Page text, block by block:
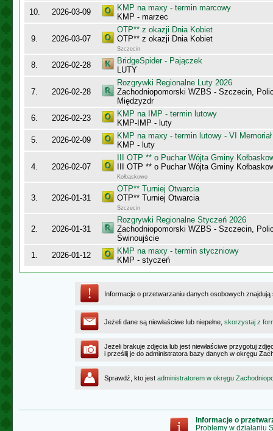
10.
2026-03-09
KMP na maxy - termin marcowy
KMP - marzec
9. 2026-03-07
OTP** z okazji Dnia Kobiet
OTP** z okazji Dnia Kobiet
Szczecin
8. 2026-02-28
BridgeSpider - Pajączek
LUTY
7. 2026-02-28
Rozgrywki Regionalne Luty 2026
Zachodniopomorski WZBS - Szczecin,
Międzyzdr
6.
2026-02-23
KMP na IMP - termin lutowy
KMP-IMP - luty
5.
2026-02-09
KMP na maxy - termin lutowy - VI
KMP - luty
4. 2026-02-07
III OTP ** o Puchar Wójta Gminy
III OTP ** o Puchar Wójta Gminy
Kołbaskowo
3. 2026-01-31
OTP** Turniej Otwarcia
OTP** Turniej Otwarcia
Szczecin
2. 2026-01-31
Rozgrywki Regionalne Styczeń 2026
Zachodniopomorski WZBS - Szczecin,
Świnoujście
1.
2026-01-12
KMP na maxy - termin styczniowy
KMP - styczeń
Informacje o przetwarzaniu danych osobowych
Jeżeli dane są niewłaściwe lub niepełne, skorzystaj z
Jeżeli brakuje zdjęcia lub jest niewłaściwe przygotuj
i prześlij je do administratora bazy danych w okręgu
Sprawdź, kto jest administratorem w okręgu
Informacje o
Problemy w działaniu